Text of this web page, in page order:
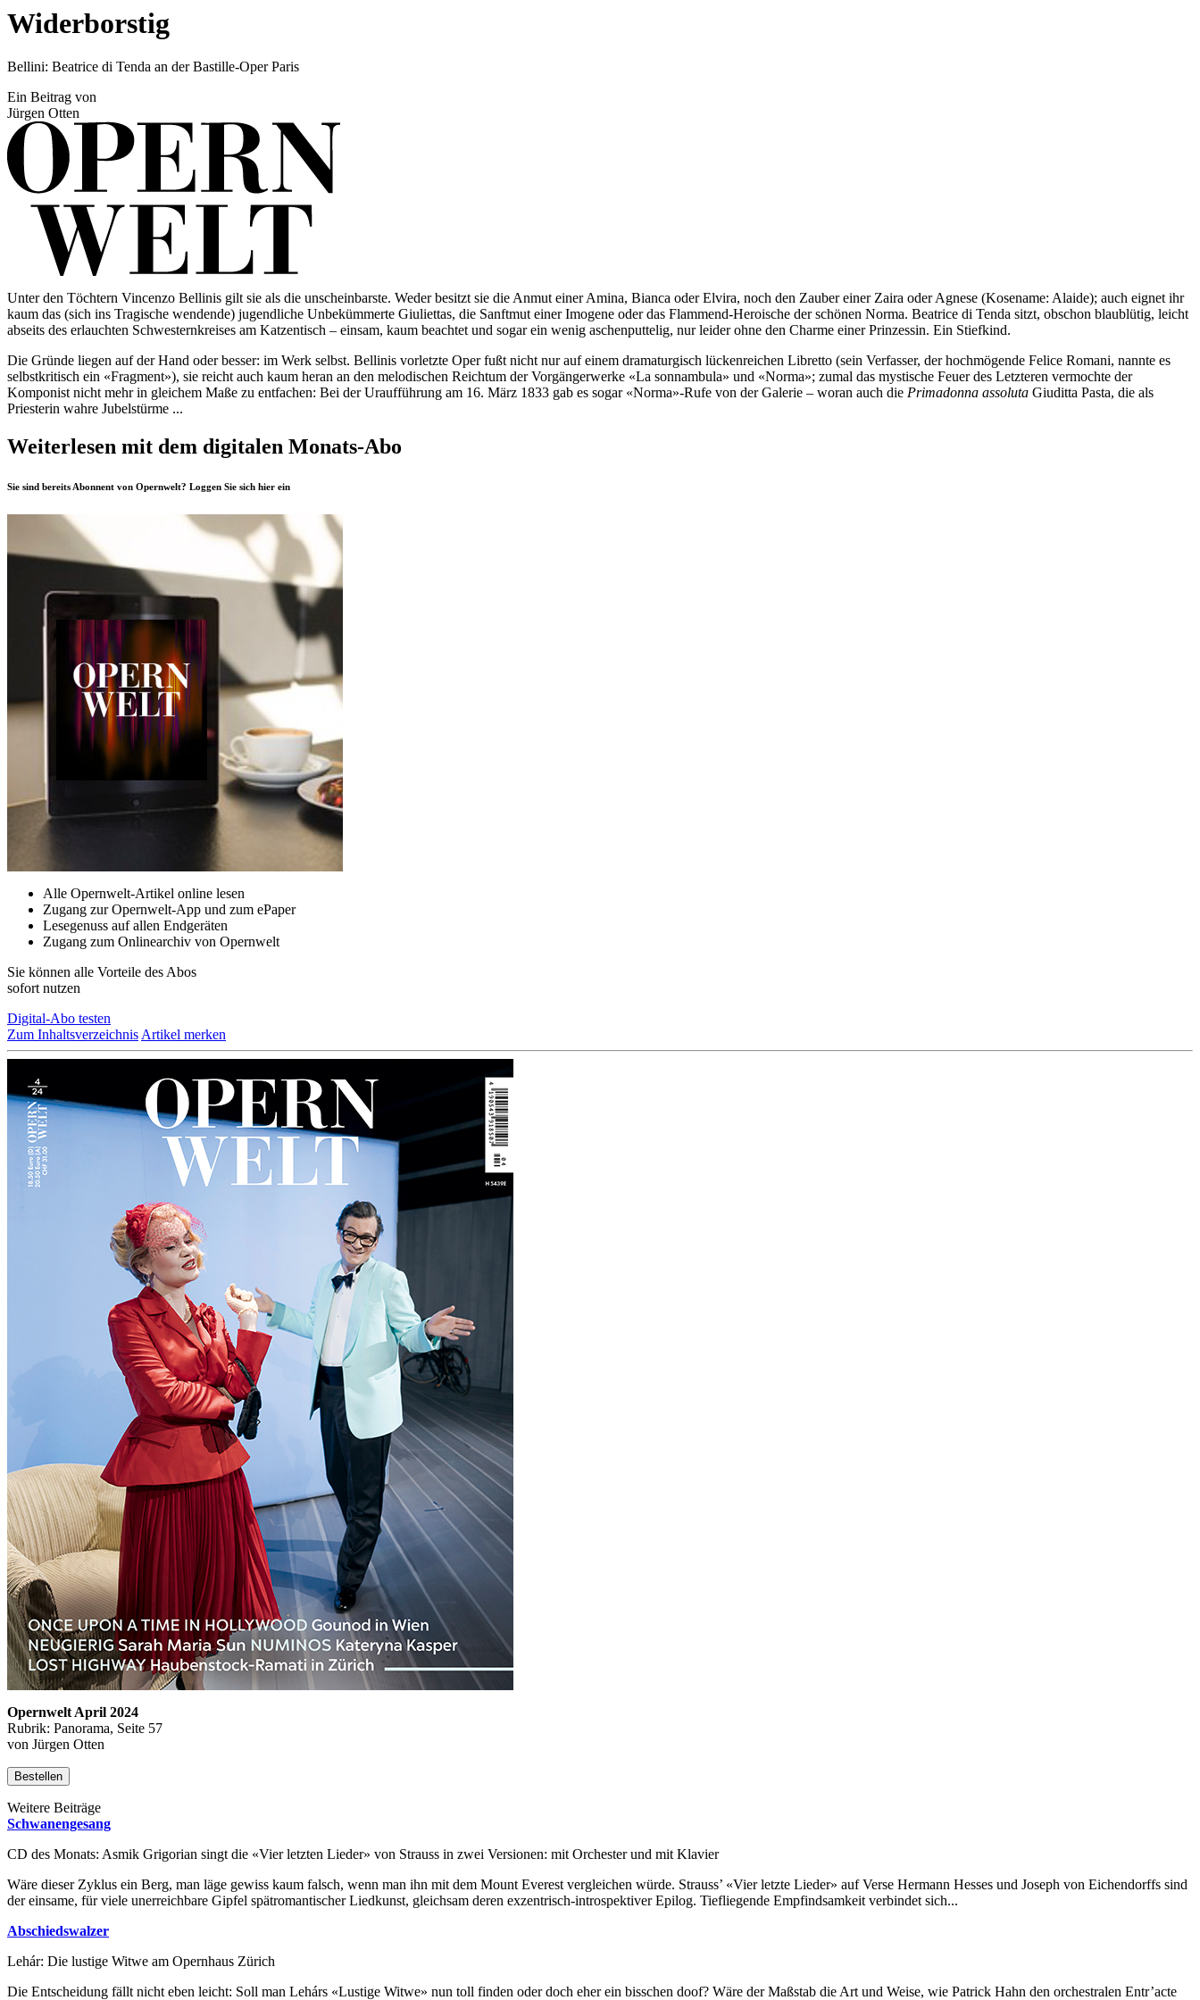
Widerborstig
Bellini: Beatrice di Tenda an der Bastille-Oper Paris
Ein Beitrag von
Jürgen Otten
Unter den Töchtern Vincenzo Bellinis gilt sie als die unscheinbarste. Weder besitzt sie die Anmut einer Amina, Bianca oder Elvira, noch den Zauber einer Zaira oder Agnese (Kosename: Alaide); auch eignet ihr
kaum das (sich ins Tragische wendende) jugendliche Unbekümmerte Giuliettas, die Sanftmut einer Imogene oder das Flammend-Heroische der schönen Norma. Beatrice di Tenda sitzt, obschon blaublütig, leicht
abseits des erlauchten Schwesternkreises am Katzentisch – einsam, kaum beachtet und sogar ein wenig aschenputtelig, nur leider ohne den Charme einer Prinzessin. Ein Stiefkind.
Die Gründe liegen auf der Hand oder besser: im Werk selbst. Bellinis vorletzte Oper fußt nicht nur auf einem dramaturgisch lückenreichen Libretto (sein Verfasser, der hochmögende Felice Romani, nannte es
selbstkritisch ein «Fragment»), sie reicht auch kaum heran an den melodischen Reichtum der Vorgängerwerke «La sonnambula» und «Norma»; zumal das mystische Feuer des Letzteren vermochte der
Komponist nicht mehr in gleichem Maße zu entfachen: Bei der Uraufführung am 16. März 1833 gab es sogar «Norma»-Rufe von der Galerie – woran auch die Primadonna assoluta Giuditta Pasta, die als
Priesterin wahre Jubelstürme ...
Weiterlesen mit dem digitalen Monats-Abo
Sie sind bereits Abonnent von Opernwelt? Loggen Sie sich hier ein
Alle Opernwelt-Artikel online lesen
Zugang zur Opernwelt-App und zum ePaper
Lesegenuss auf allen Endgeräten
Zugang zum Onlinearchiv von Opernwelt
Sie können alle Vorteile des Abos
sofort nutzen
Digital-Abo testen
Zum Inhaltsverzeichnis Artikel merken
Opernwelt April 2024
Rubrik: Panorama, Seite 57
von Jürgen Otten
Bestellen
Weitere Beiträge
Schwanengesang
CD des Monats: Asmik Grigorian singt die «Vier letzten Lieder» von Strauss in zwei Versionen: mit Orchester und mit Klavier
Wäre dieser Zyklus ein Berg, man läge gewiss kaum falsch, wenn man ihn mit dem Mount Everest vergleichen würde. Strauss’ «Vier letzte Lieder» auf Verse Hermann Hesses und Joseph von Eichendorffs sind
der einsame, für viele unerreichbare Gipfel spätromantischer Liedkunst, gleichsam deren exzentrisch-introspektiver Epilog. Tiefliegende Empfindsamkeit verbindet sich...
Abschiedswalzer
Lehár: Die lustige Witwe am Opernhaus Zürich
Die Entscheidung fällt nicht eben leicht: Soll man Lehárs «Lustige Witwe» nun toll finden oder doch eher ein bisschen doof? Wäre der Maßstab die Art und Weise, wie Patrick Hahn den orchestralen Entr’acte